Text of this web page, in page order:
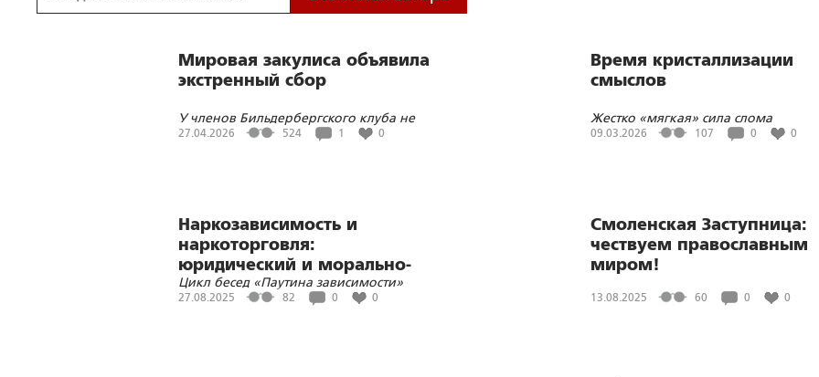
Мировая закулиса объявила
экстренный сбор
У членов Бильдербергского клуба не
всё идёт по плану…
27.04.2026 524 1 0
Время кристаллизации
смыслов
Жестко «мягкая» сила слома
цивилизационных моделей новыми
09.03.2026 107 0 0
Наркозависимость и
наркоторговля:
юридический и морально-
нравственный аспекты
Цикл бесед «Паутина зависимости»
27.08.2025 82 0 0
Смоленская Заступница:
чествуем православным
миром!
13.08.2025 60 0 0